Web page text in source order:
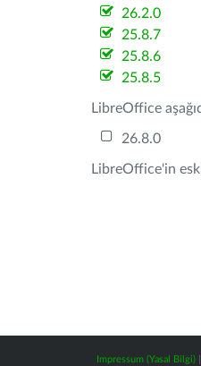
26.2.0
25.8.7
25.8.6
25.8.5
LibreOffice
26.8.0
LibreOffice'in
Impressum (Yasal Bilgi)